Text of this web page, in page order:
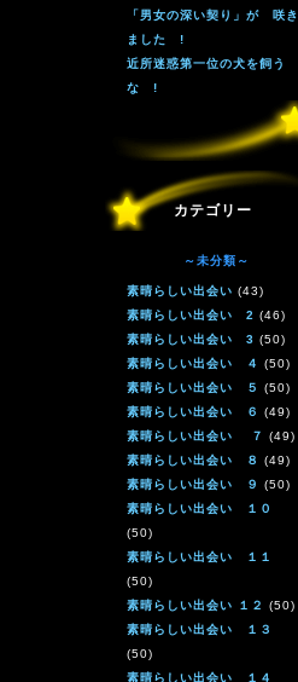
「男女の深い契り」が 咲き
ました !
近所迷惑第一位の犬を飼う
な !
カテゴリー
～未分類～
素晴らしい出会い (43)
素晴らしい出会い 2 (46)
素晴らしい出会い 3 (50)
素晴らしい出会い ４ (50)
素晴らしい出会い ５ (50)
素晴らしい出会い ６ (49)
素晴らしい出会い ７ (49)
素晴らしい出会い ８ (49)
素晴らしい出会い ９ (50)
素晴らしい出会い １０
(50)
素晴らしい出会い １１
(50)
素晴らしい出会い １２ (50)
素晴らしい出会い １３
(50)
素晴らしい出会い １４